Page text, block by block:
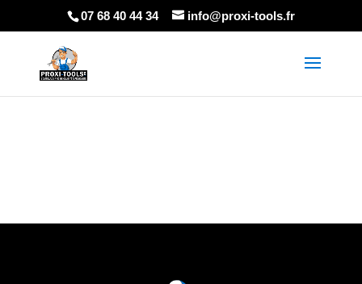
07 68 40 44 34 info@proxi-tools.fr